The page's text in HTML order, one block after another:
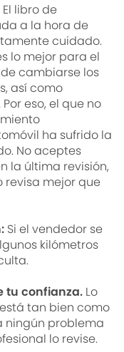
El libro de
a la hora de
cuidado.
lo mejor para el
cambiarse los
así como
eso, el que no
ha sufrido la
No aceptes
la última revisión,
mejor que
Si el vendedor se
kilómetros
tu confianza. Lo
tan bien como
ningún problema
lo revise.